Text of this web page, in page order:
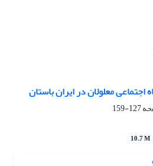
معلولان در ایران باستان
127-159
10.7 M